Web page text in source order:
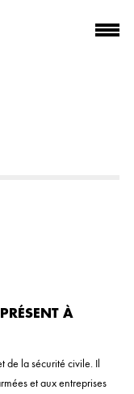
À
de la sécurité civile. Il
et aux entreprises